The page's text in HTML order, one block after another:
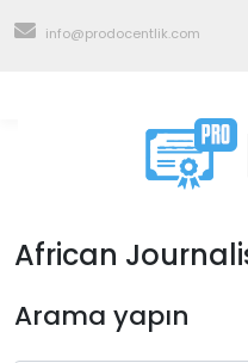
info@prodocentlik.com
African
Arama yapın